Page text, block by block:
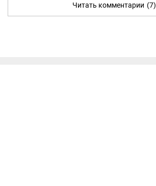
Читать комментарии (7)